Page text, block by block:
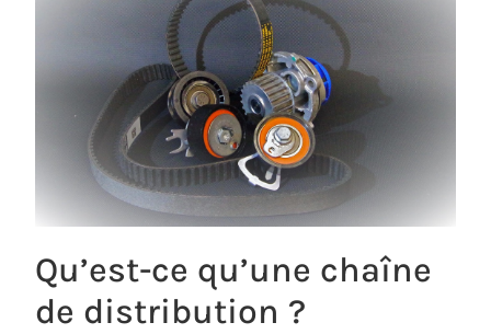
Qu’est-ce qu’une chaîne
de distribution ?